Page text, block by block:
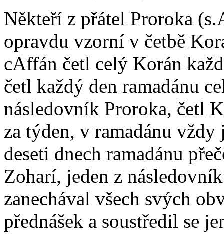
Někteří z přátel Proroka
opravdu vzorní v četbě
cAffán četl celý Korán
četl každý den ramadánu
následovník Proroka, četl
za týden, v ramadánu
deseti dnech ramadánu
Zoharí, jeden z
zanechával všech svých
přednášek a soustředil se